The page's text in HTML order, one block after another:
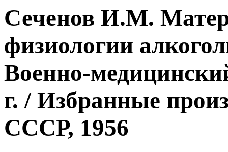
Сеченов И.М.
физиологии
Военно-
г. / Избранные
СССР, 1956